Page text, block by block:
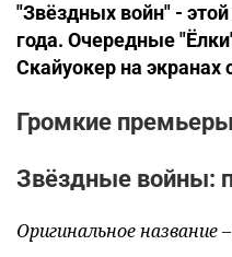
"Звёздных войн" -
года. Очередные
Скайуокер на экранах
Громкие премьеры
Звёздные войны:
Оригинальное название